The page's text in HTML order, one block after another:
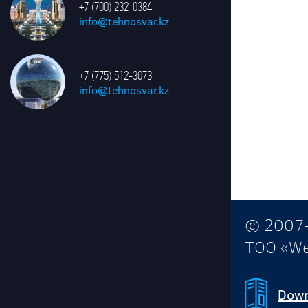
+7 (700) 232-0384
info@tehnosvar.kz
+7 (775) 512-3073
info@tehnosvar.kz
©
ТОО